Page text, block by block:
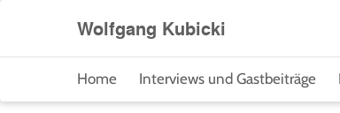
Inhalt
Wolfgang Kubicki
Home Interviews und Gastbeiträge